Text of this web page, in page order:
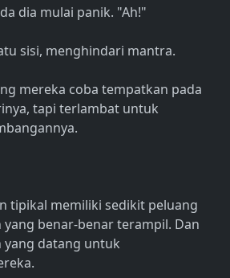
dia mulai panik. "Ah!"
sisi, menghindari mantra.
mereka coba tempatkan pada
tapi terlambat untuk
tipikal memiliki sedikit peluang
yang benar-benar terampil. Dan
yang datang untuk